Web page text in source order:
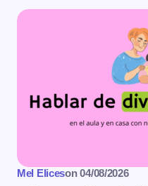
Mel Eliceson 04/08/2026